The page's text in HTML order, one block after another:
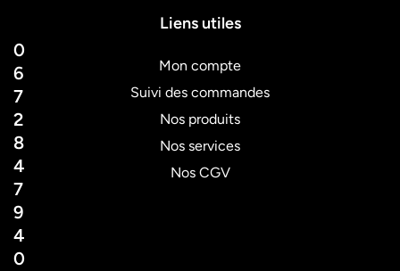
0
6
7
2
8
4
7
9
4
0
Liens utiles
Mon compte
Suivi des commandes
Nos produits
Nos services
Nos CGV